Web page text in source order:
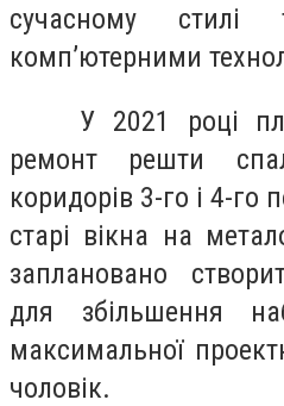
сучасному
комп’ютерними
У 2021 році
ремонт решти
коридорів 3-го і 4-го
старі вікна на
заплановано
для збільшення
максимальної
чоловік.